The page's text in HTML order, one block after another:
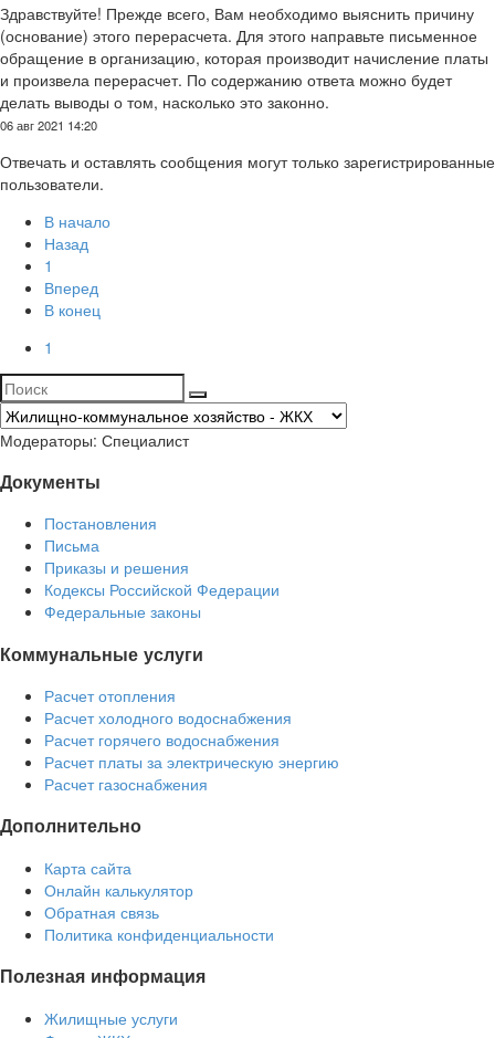
Здравствуйте! Прежде всего, Вам необходимо выяснить причину
(основание) этого перерасчета. Для этого направьте письменное
обращение в организацию, которая производит начисление платы
и произвела перерасчет. По содержанию ответа можно будет
делать выводы о том, насколько это законно.
06 авг 2021 14:20
Отвечать и оставлять сообщения могут только зарегистрированные
пользователи.
В начало
Назад
1
Вперед
В конец
1
Модераторы: Специалист
Документы
Постановления
Письма
Приказы и решения
Кодексы Российской Федерации
Федеральные законы
Коммунальные услуги
Расчет отопления
Расчет холодного водоснабжения
Расчет горячего водоснабжения
Расчет платы за электрическую энергию
Расчет газоснабжения
Дополнительно
Карта сайта
Онлайн калькулятор
Обратная связь
Политика конфиденциальности
Полезная информация
Жилищные услуги